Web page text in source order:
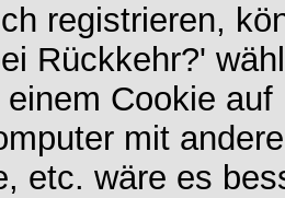
registrieren,
Rückkehr?'
Cookie
mit
etc. wäre es